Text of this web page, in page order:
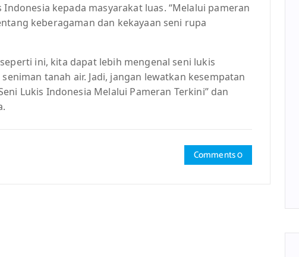
kepada masyarakat luas. “Melalui pameran
keberagaman dan kekayaan seni rupa
ini, kita dapat lebih mengenal seni lukis
tanah air. Jadi, jangan lewatkan kesempatan
Lukis Indonesia Melalui Pameran Terkini” dan
Comments 0